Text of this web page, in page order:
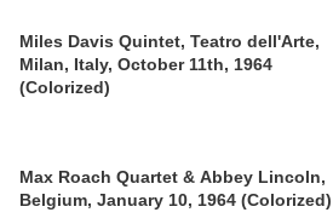
Miles Davis Quintet, Teatro dell'Arte,
Milan, Italy, October 11th, 1964
(Colorized)
Max Roach Quartet & Abbey Lincoln,
Belgium, January 10, 1964 (Colorized)